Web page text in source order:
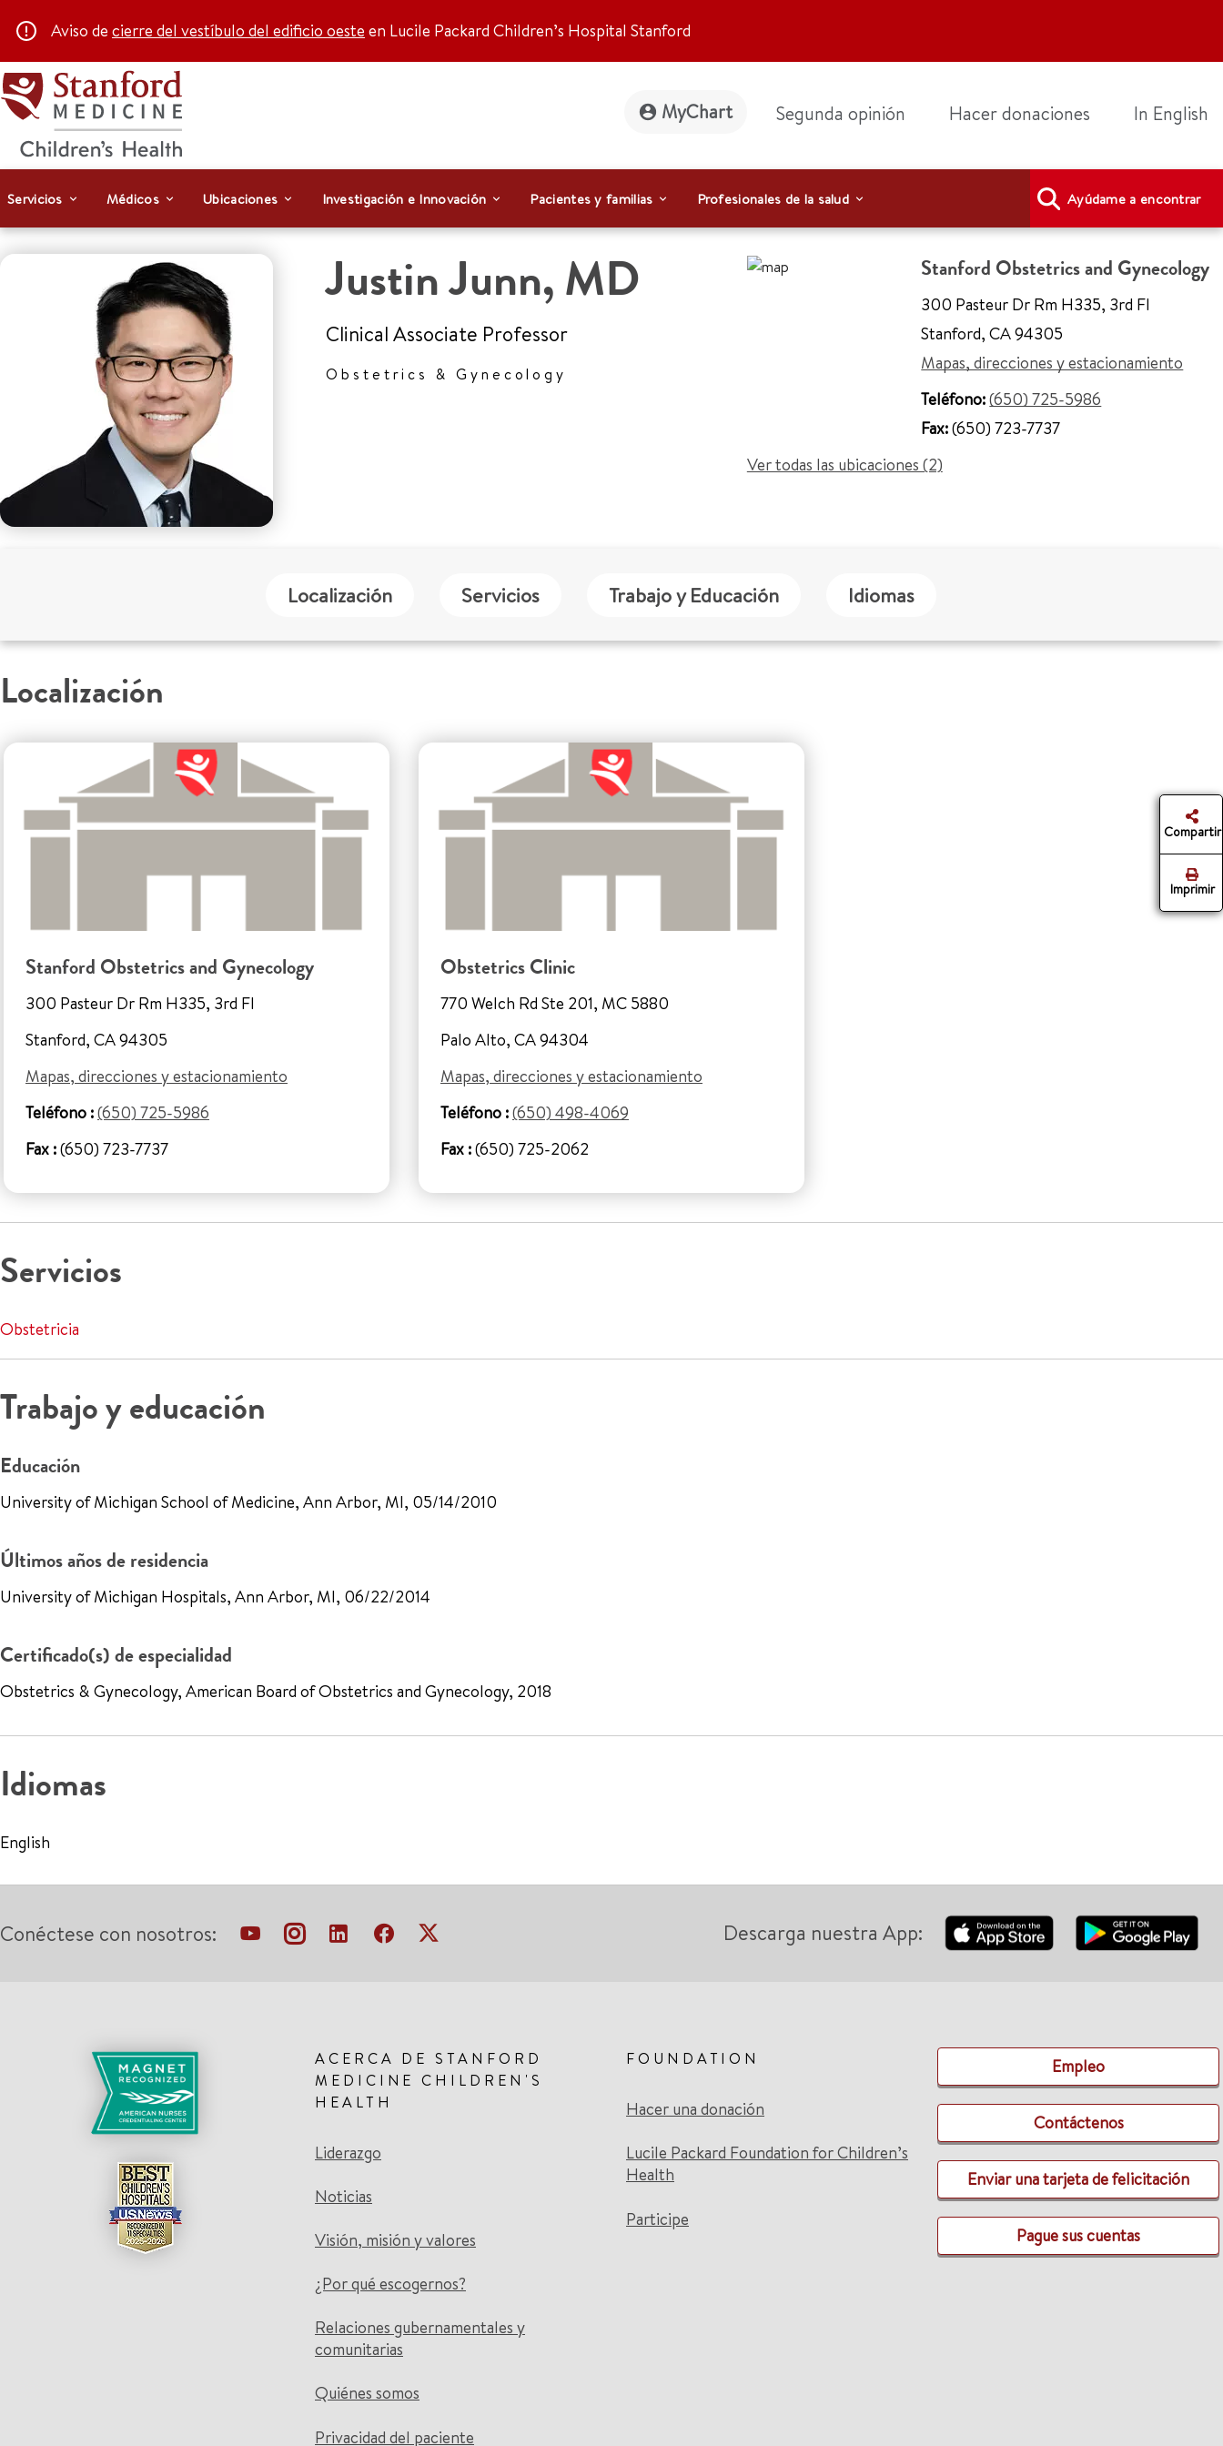
Aviso de cierre del vestíbulo del edificio oeste en Lucile Packard Children’s Hospital Stanford
MyChart Segunda opinión Hacer donaciones In English
Servicios Médicos Ubicaciones Investigación e Innovación Pacientes y familias Profesionales de la salud Ayúdame a encontrar
Justin Junn, MD
Clinical Associate Professor
Obstetrics & Gynecology
Stanford Obstetrics and Gynecology
300 Pasteur Dr Rm H335, 3rd Fl
Stanford, CA 94305
Mapas, direcciones y estacionamiento
Teléfono:(650) 725-5986
Fax:(650) 723-7737
Ver todas las ubicaciones (2)
Localización Servicios Trabajo y Educación Idiomas
Localización
Stanford Obstetrics and Gynecology
300 Pasteur Dr Rm H335, 3rd Fl
Stanford, CA 94305
Mapas, direcciones y estacionamiento
Teléfono :(650) 725-5986
Fax :(650) 723-7737
Obstetrics Clinic
770 Welch Rd Ste 201, MC 5880
Palo Alto, CA 94304
Mapas, direcciones y estacionamiento
Teléfono :(650) 498-4069
Fax :(650) 725-2062
Servicios
Obstetricia
Trabajo y educación
Educación
University of Michigan School of Medicine, Ann Arbor, MI, 05/14/2010
Últimos años de residencia
University of Michigan Hospitals, Ann Arbor, MI, 06/22/2014
Certificado(s) de especialidad
Obstetrics & Gynecology, American Board of Obstetrics and Gynecology, 2018
Idiomas
English
Compartir
Imprimir
Conéctese con nosotros: Descarga nuestra App:
ACERCA DE STANFORD
MEDICINE CHILDREN'S
HEALTH
Liderazgo
Noticias
Visión, misión y valores
¿Por qué escogernos?
Relaciones gubernamentales y
comunitarias
Quiénes somos
Privacidad del paciente
FOUNDATION
Hacer una donación
Lucile Packard Foundation for Children’s
Health
Participe
Empleo
Contáctenos
Enviar una tarjeta de felicitación
Pague sus cuentas